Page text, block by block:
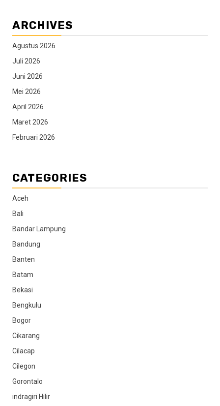
ARCHIVES
Agustus 2026
Juli 2026
Juni 2026
Mei 2026
April 2026
Maret 2026
Februari 2026
CATEGORIES
Aceh
Bali
Bandar Lampung
Bandung
Banten
Batam
Bekasi
Bengkulu
Bogor
Cikarang
Cilacap
Cilegon
Gorontalo
indragiri Hilir